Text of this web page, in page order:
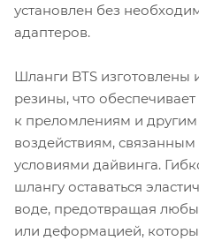
установлен без
адаптеров.
Шланги BTS изготовлены
резины, что
к преломлениям и
воздействиям,
условиями дайвинга.
шлангу оставаться
воде, предотвращая
или деформацией,